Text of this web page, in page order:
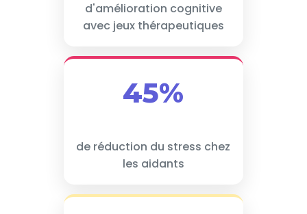
d'amélioration cognitive
avec jeux thérapeutiques
45%
de réduction du stress chez
les aidants